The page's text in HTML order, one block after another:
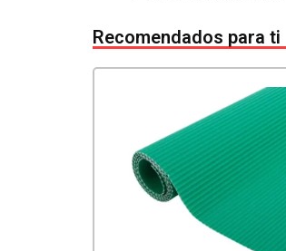
Recomendados para ti